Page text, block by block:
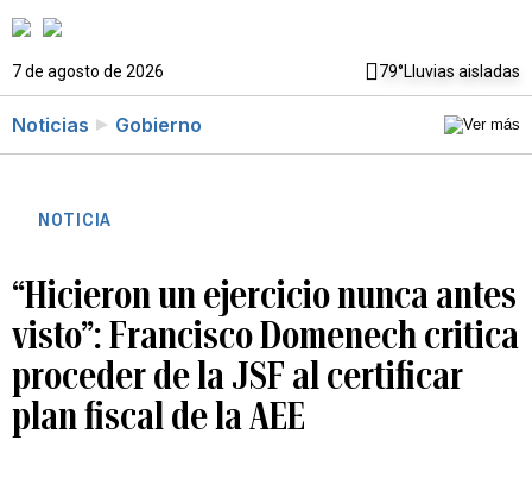
7 de agosto de 2026 79°Lluvias aisladas
Noticias Gobierno
NOTICIA
“Hicieron un ejercicio nunca antes
visto”: Francisco Domenech critica
proceder de la JSF al certificar
plan fiscal de la AEE